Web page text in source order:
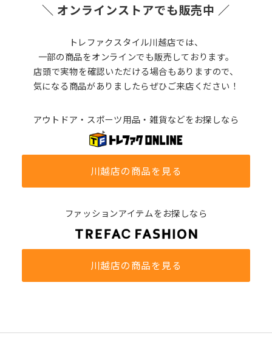
＼ オンラインストアでも販売中 ／
トレファクスタイル川越店では、
一部の商品をオンラインでも販売しております。
店頭で実物を確認いただける場合もありますので、
気になる商品がありましたらぜひご来店ください！
アウトドア・スポーツ用品・雑貨などをお探しなら
川越店の商品を見る
ファッションアイテムをお探しなら
川越店の商品を見る